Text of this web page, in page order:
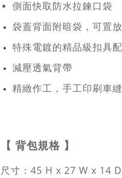
側面快取防水拉鍊口袋
袋蓋背面附暗袋，可置
特殊電鍍的精品級扣具
減壓透氣背帶
精緻作工，手工印刷車縫
【 背包規格】
尺寸： 45 H x 27 W x 14 D